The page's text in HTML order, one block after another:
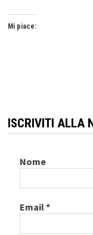
Mi piace:
ISCRIVITI ALLA
Nome
Email*